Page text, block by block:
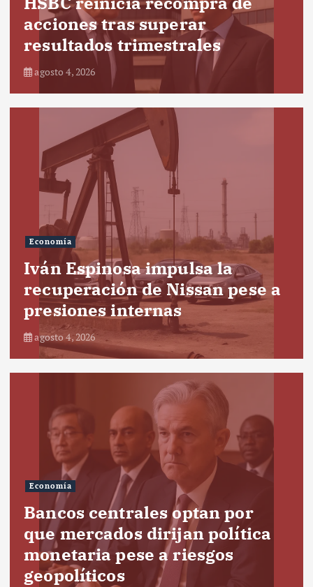
acciones tras superar
resultados trimestrales
agosto 4, 2026
Economía
Iván Espinosa impulsa la
recuperación de Nissan pese a
presiones internas
agosto 4, 2026
Economía
Bancos centrales optan por
que mercados dirijan política
monetaria pese a riesgos
geopolíticos